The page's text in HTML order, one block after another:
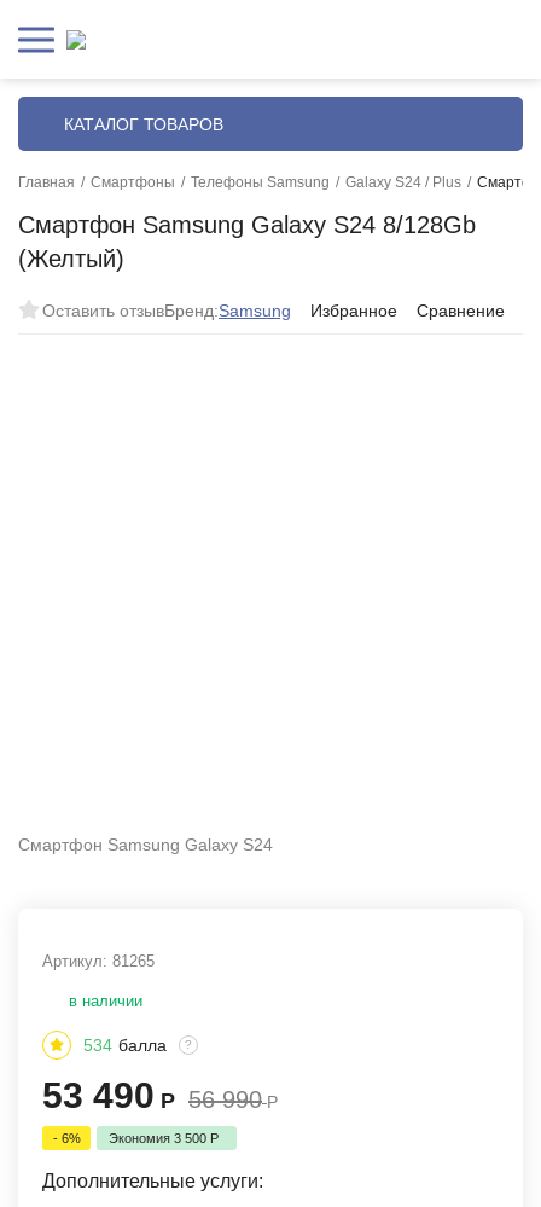
КАТАЛОГ ТОВАРОВ
Главная / Смартфоны / Телефоны Samsung / Galaxy S24 / Plus /
Смартфон Samsung Galaxy S24 8/128Gb
(Желтый)
Оставить отзывБренд:Samsung Избранное Сравнение
Смартфон Samsung Galaxy S24
Артикул: 81265
в наличии
534 балла ?
53 490 Р 56 990 Р
- 6% Экономия 3 500 Р
Дополнительные услуги: